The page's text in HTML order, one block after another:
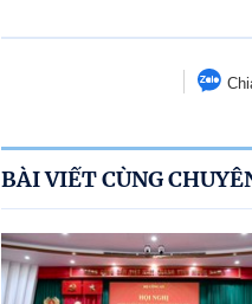
BÀI VIẾT CÙNG